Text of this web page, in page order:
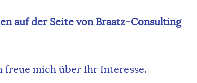
auf der Seite von Braatz-Consulting
freue mich über Ihr Interesse.